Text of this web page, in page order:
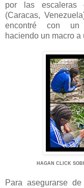
por las escaleras
(Caracas,
encontré con
haciendo un macro a
HAGAN CLICK
Para asegurarse